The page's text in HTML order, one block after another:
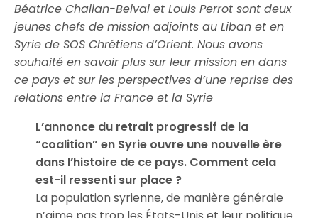
Béatrice Challan-Belval et Louis Perrot sont deux
jeunes chefs de mission adjoints au Liban et en
Syrie de SOS Chrétiens d’Orient. Nous avons
souhaité en savoir plus sur leur mission en dans
ce pays et sur les perspectives d’une reprise des
relations entre la France et la Syrie
L’annonce du retrait progressif de la
“coalition” en Syrie ouvre une nouvelle ère
dans l’histoire de ce pays. Comment cela
est-il ressenti sur place ?
La population syrienne, de manière générale